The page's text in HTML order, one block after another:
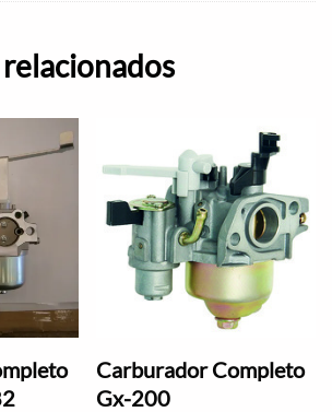
Carburador Completo
Gx-200